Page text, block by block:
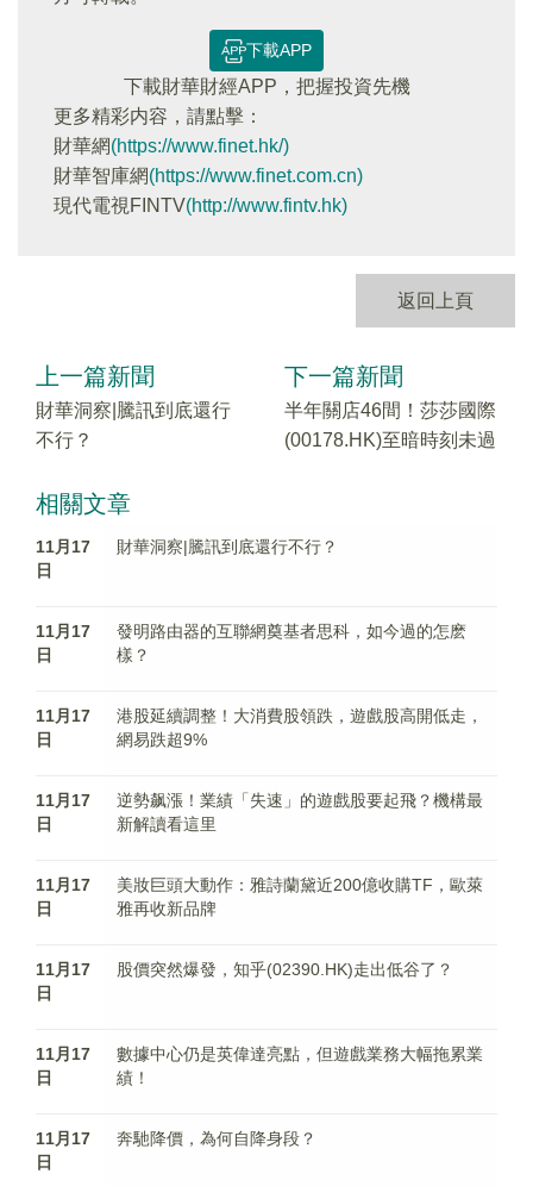
下載APP
下載財華財經APP，把握投資先機
更多精彩内容，請點擊：
財華網(https://www.finet.hk/)
財華智庫網(https://www.finet.com.cn)
現代電視FINTV(http://www.fintv.hk)
返回上頁
上一篇新聞
財華洞察|騰訊到底還行
不行？
下一篇新聞
半年關店46間！莎莎國際
(00178.HK)至暗時刻未過
相關文章
11月17
日
財華洞察|騰訊到底還行不行？
11月17
日
發明路由器的互聯網奠基者思科，如今過的怎麽
樣？
11月17
日
港股延續調整！大消費股領跌，遊戲股高開低走，
網易跌超9%
11月17
日
逆勢飙漲！業績「失速」的遊戲股要起飛？機構最
新解讀看這里
11月17
日
美妝巨頭大動作：雅詩蘭黛近200億收購TF，歐萊
雅再收新品牌
11月17
日
股價突然爆發，知乎(02390.HK)走出低谷了？
11月17
日
數據中心仍是英偉達亮點，但遊戲業務大幅拖累業
績！
11月17
日
奔馳降價，為何自降身段？